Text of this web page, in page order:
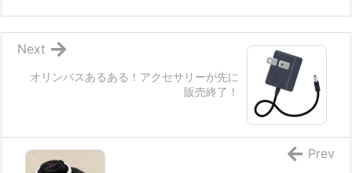
オリンパスあるある！アクセサリーが先に
販売終了！
Next
Prev